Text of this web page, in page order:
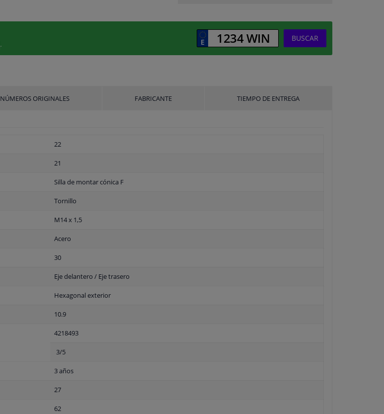
.
BUSCAR
NÚMEROS ORIGINALES FABRICANTE TIEMPO DE ENTREGA
22
21
Silla de montar cónica F
Tornillo
M14 x 1,5
Acero
30
Eje delantero / Eje trasero
Hexagonal exterior
10.9
4218493
3/5
3 años
27
62